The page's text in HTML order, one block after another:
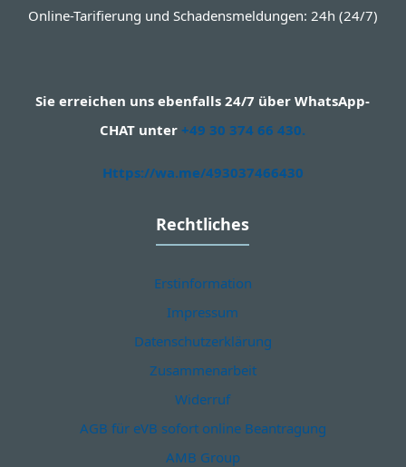
Online-Tarifierung und Schadensmeldungen: 24h (24/7)
Sie erreichen uns ebenfalls 24/7 über WhatsApp-
CHAT unter+49 30 374 66 430.
Https://wa.me/493037466430
Rechtliches
Erstinformation
Impressum
Datenschutzerklärung
Zusammenarbeit
Widerruf
AGB für eVB sofort online Beantragung
AMB Group